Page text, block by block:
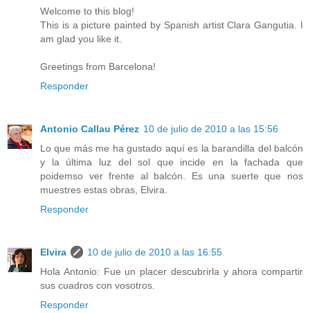
Welcome to this blog!
This is a picture painted by Spanish artist Clara Gangutia. I
am glad you like it.
Greetings from Barcelona!
Responder
Antonio Callau Pérez 10 de julio de 2010 a las 15:56
Lo que más me ha gustado aquí es la barandilla del balcón
y la última luz del sol que incide en la fachada que
poidemso ver frente al balcón. Es una suerte que nos
muestres estas obras, Elvira.
Responder
Elvira
10 de julio de 2010 a las 16:55
Hola Antonio: Fue un placer descubrirla y ahora compartir
sus cuadros con vosotros.
Responder